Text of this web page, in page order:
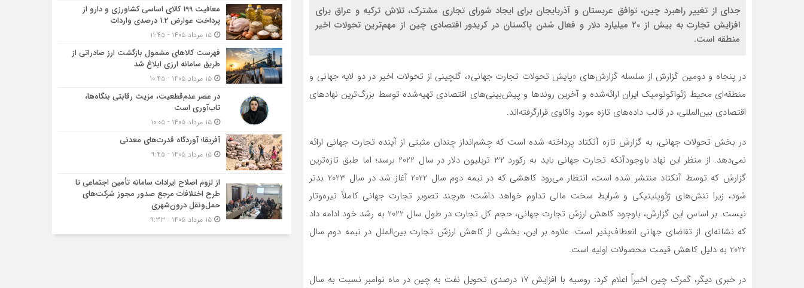
جدای از تغییر راهبرد چین، توافق عربستان و آذربایجان برای ایجاد شورای تجاری مشترک، تلاش ترکیه و عراق برای
افزایش تجارت به بیش از 20 میلیارد دلار و فعال‌ شدن پاکستان در کریدور اقتصادی چین از مهم‌ترین تحولات اخیر
منطقه است.
در پنجاه و دومین گزارش از سلسله گزارش‌های «پایش تحولات تجارت جهانی»، گلچینی از تحولات اخیر در دو لایه جهانی و
منطقه‌ای محیط ژئواکونومیک ایران ارائه‌شده و آخرین روندها و پیش‌بینی‌های اقتصادی تهیه‌شده توسط بزرگ‌ترین نهادهای
اقتصادی بین‌المللی، در قالب داده‌های تازه مورد واکاوی قرارگرفته‌اند.
در بخش تحولات جهانی، به گزارش تازه آنکتاد پرداخته شده است که چشم‌انداز چندان مثبتی از آینده تجارت جهانی ارائه
نمی‌دهد. از منظر این نهاد باوجودآنکه تجارت جهانی باید به رکورد 32 تریلیون دلار در سال 2022 برسد؛ اما طبق تازه‌ترین
گزارش که توسط آنکتاد منتشر شده است، انتظار می‌رود کاهشی که در نیمه دوم سال 2022 آغاز شد در سال 2023 بدتر
شود، زیرا تنش‌های ژئوپلیتیکی و شرایط سخت مالی تداوم خواهد داشت؛ هرچند تصویر تجارت جهانی کاملاً تیره‌وتار
نیست. بر اساس این گزارش، باوجود کاهش ارزش تجارت جهانی، حجم کل تجارت در طول سال 2022 به رشد خود ادامه داد
که نشانه‌ای از تقاضای جهانی انعطاف‌پذیر است. علاوه بر این، بخشی از کاهش ارزش تجارت بین‌الملل در نیمه دوم سال
2022 به دلیل کاهش قیمت محصولات اولیه است.
در خبری دیگر، گمرک چین اخیراً اعلام کرد: روسیه با افزایش 17 درصدی تحویل نفت به چین در ماه نوامبر نسبت به سال
معافیت 199 کالای اساسی کشاورزی و دارو از
پرداخت عوارض 1.2 درصدی واردات
۱۵ مرداد ۱۴۰۵ - ۱۱:۴۵
فهرست کالاهای مشمول بازگشت ارز صادراتی از
طریق سامانه ارزی ابلاغ شد
۱۵ مرداد ۱۴۰۵ - ۱۰:۴۵
در عصر عدم‌قطعیت، مزیت رقابتی بنگاه‌ها،
تاب‌آوری است
۱۵ مرداد ۱۴۰۵ - ۱۰:۰۵
آفریقا؛ آوردگاه قدرت‌های معدنی
۱۵ مرداد ۱۴۰۵ - ۹:۴۵
از لزوم اصلاح ایرادات سامانه تأمین اجتماعی تا
طرح اختلافات مرجع صدور مجوز شرکت‌های
حمل‌ونقل درون‌شهری
۱۵ مرداد ۱۴۰۵ - ۹:۳۳